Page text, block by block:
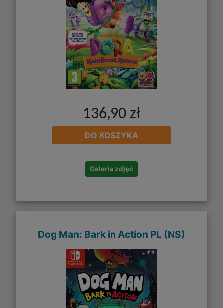
136,90 zł
DO KOSZYKA
Galeria zdjęć
Dog Man: Bark in Action PL (NS)